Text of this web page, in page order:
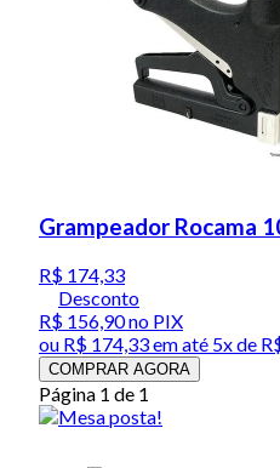
Grampeador Rocama
R$ 174,33
Desconto
R$ 156,90no PIX
ou R$ 174,33em até 5x de
COMPRAR AGORA
Página 1 de 1